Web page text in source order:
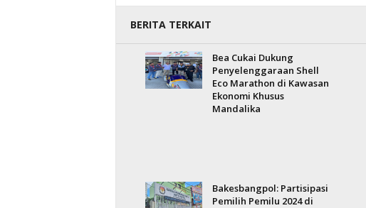
BERITA TERKAIT
Bea Cukai Dukung
Penyelenggaraan Shell
Eco Marathon di Kawasan
Ekonomi Khusus
Mandalika
Bakesbangpol: Partisipasi
Pemilih Pemilu 2024 di